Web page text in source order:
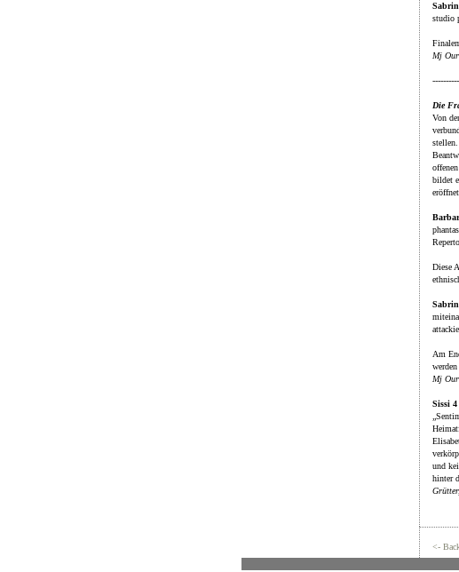
studio
Mj
Die
Von
bildet
Diese
Am
Mj
Sissi 4
und
hinter
<-